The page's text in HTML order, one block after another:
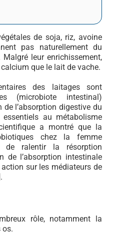
de soja, riz, avoine
pas naturellement du
leur enrichissement,
que le lait de vache.
des laitages sont
(microbiote intestinal)
de l’absorption digestive du
au métabolisme
a montré que la
chez la femme
de ralentir la résorption
de l’absorption intestinale
sur les médiateurs de
rôle, notamment la
os.